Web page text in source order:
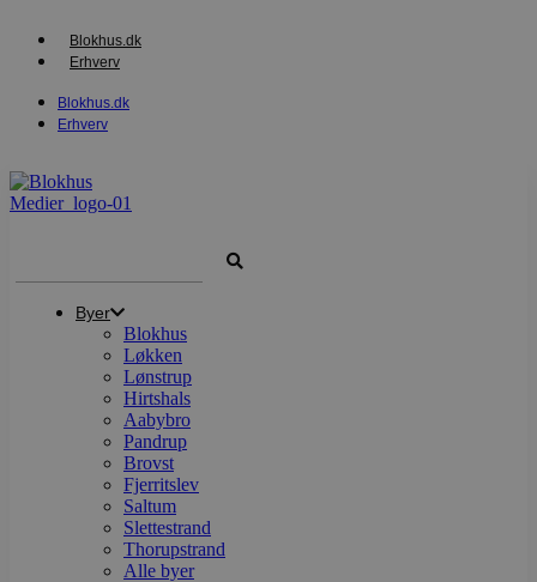
indhold
Blokhus.dk
Erhverv
Blokhus.dk
Erhverv
Byer
Blokhus
Løkken
Lønstrup
Hirtshals
Aabybro
Pandrup
Brovst
Fjerritslev
Saltum
Slettestrand
Thorupstrand
Alle byer